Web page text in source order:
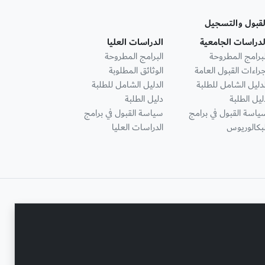
والتسجيل
الجامعية
المطروحة
القبول العامة
الشامل للطلبة
الطلبة
القبول في برامج
الدراسات العليا
البرامج المطروحة
الوثائق المطلوبة
الدليل الشامل للطلبة
دليل الطلبة
سياسة القبول في برامج
الدراسات العليا